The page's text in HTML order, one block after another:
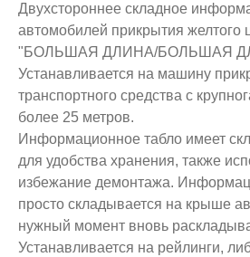
Двухстороннее складное
автомобилей прикрытия желтого
"БОЛЬШАЯ ДЛИНА/БОЛЬШАЯ
Устанавливается на машину
транспортного средства с
более 25 метров.
Информационное табло имеет
для удобства хранения, также
избежание демонтажа.
просто складывается на крыше
нужный момент вновь
Устанавливается на рейлинги,